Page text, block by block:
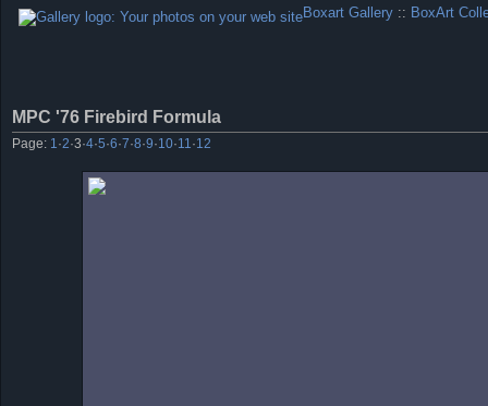
Boxart Gallery :: BoxArt
MPC '76 Firebird Formula
Page: 1 ·2·3·4·5·6·7·8·9·10·11 ·12